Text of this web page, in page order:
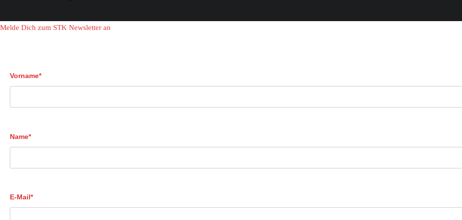
Melde Dich zum STK Newsletter an
Vorname*
Name*
E-Mail*